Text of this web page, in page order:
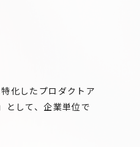
化したプロダクトア
して、企業単位で